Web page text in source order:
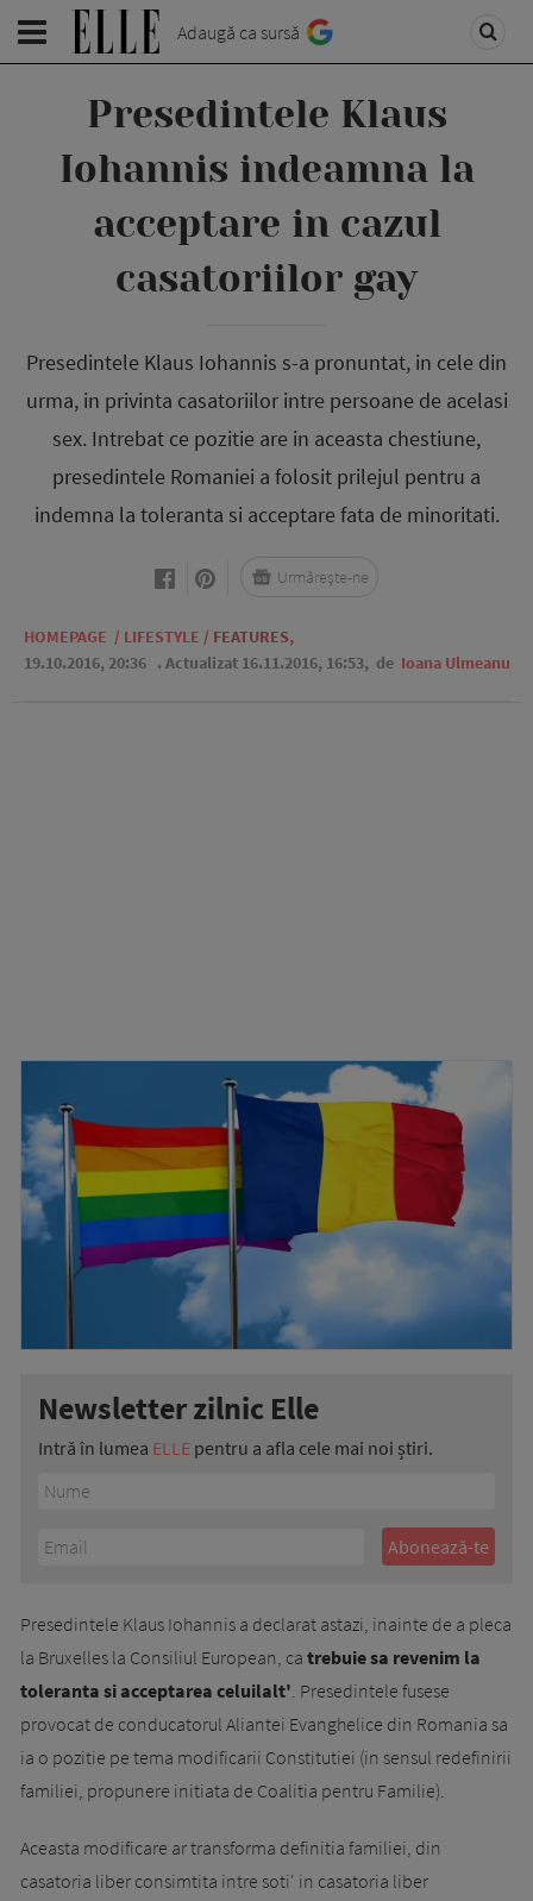
Adaugă ca sursă
Presedintele Klaus
Iohannis indeamna la
acceptare in cazul
casatoriilor gay
Presedintele Klaus Iohannis s-a pronuntat, in cele din
urma, in privinta casatoriilor intre persoane de acelasi
sex. Intrebat ce pozitie are in aceasta chestiune,
presedintele Romaniei a folosit prilejul pentru a
indemna la toleranta si acceptare fata de minoritati.
HOMEPAGE / LIFESTYLE / FEATURES,
19.10.2016, 20:36 . Actualizat 16.11.2016, 16:53, de Ioana Ulmeanu
Urmărește-ne
Newsletter zilnic Elle
Intră în lumea ELLE pentru a afla cele mai noi știri.
Presedintele Klaus Iohannis a declarat astazi, inainte de a pleca
la Bruxelles la Consiliul European, ca trebuie sa revenim la
toleranta si acceptarea celuilalt'. Presedintele fusese
provocat de conducatorul Aliantei Evanghelice din Romania sa
ia o pozitie pe tema modificarii Constitutiei (in sensul redefinirii
familiei, propunere initiata de Coalitia pentru Familie).
Aceasta modificare ar transforma definitia familiei, din
casatoria liber consimtita intre soti' in casatoria liber